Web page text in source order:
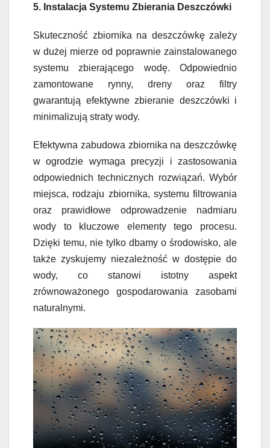
5. Instalacja Systemu Zbierania Deszczówki
Skuteczność zbiornika na deszczówkę zależy
w dużej mierze od poprawnie zainstalowanego
systemu zbierającego wodę. Odpowiednio
zamontowane rynny, dreny oraz filtry
gwarantują efektywne zbieranie deszczówki i
minimalizują straty wody.
Efektywna zabudowa zbiornika na deszczówkę
w ogrodzie wymaga precyzji i zastosowania
odpowiednich technicznych rozwiązań. Wybór
miejsca, rodzaju zbiornika, systemu filtrowania
oraz prawidłowe odprowadzenie nadmiaru
wody to kluczowe elementy tego procesu.
Dzięki temu, nie tylko dbamy o środowisko, ale
także zyskujemy niezależność w dostępie do
wody, co stanowi istotny aspekt
zrównoważonego gospodarowania zasobami
naturalnymi.